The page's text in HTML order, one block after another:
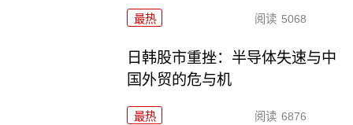
最热 阅读 5068
日韩股市重挫：半导体失速与中
国外贸的危与机
最热 阅读 6876